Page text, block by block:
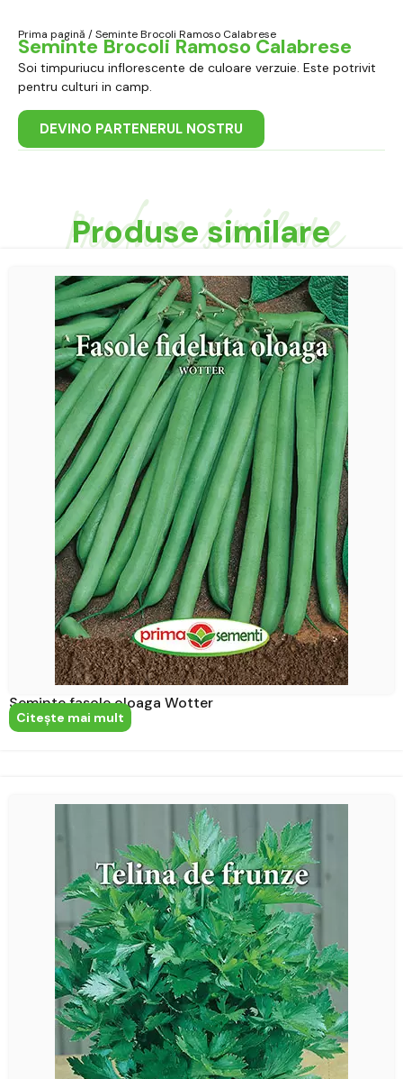
Prima pagină / Seminte Brocoli Ramoso Calabrese
Seminte Brocoli Ramoso Calabrese
Soi timpuriucu inflorescente de culoare verzuie. Este potrivit
pentru culturi in camp.
DEVINO PARTENERUL NOSTRU
Produse similare
Produse similare
Seminte fasole oloaga Wotter
Citeşte mai mult